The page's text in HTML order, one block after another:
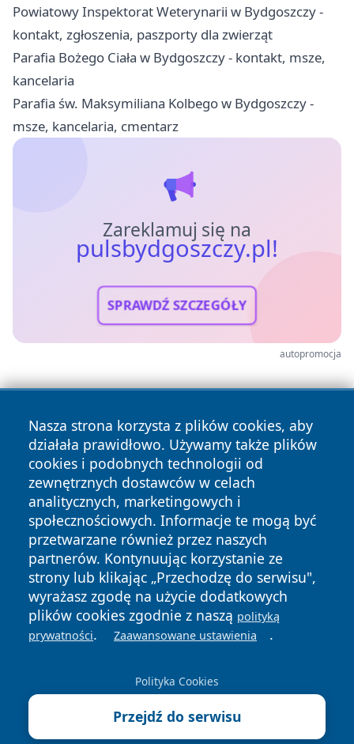
Powiatowy Inspektorat Weterynarii w Bydgoszczy -
kontakt, zgłoszenia, paszporty dla zwierząt
Parafia Bożego Ciała w Bydgoszczy - kontakt, msze,
kancelaria
Parafia św. Maksymiliana Kolbego w Bydgoszczy -
msze, kancelaria, cmentarz
Zareklamuj się na
pulsbydgoszczy.pl!
SPRAWDŹ SZCZEGÓŁY
autopromocja
Nasza strona korzysta z plików cookies, aby
działała prawidłowo. Używamy także plików
cookies i podobnych technologii od
zewnętrznych dostawców w celach
analitycznych, marketingowych i
społecznościowych. Informacje te mogą być
przetwarzane również przez naszych
partnerów. Kontynuując korzystanie ze
strony lub klikając „Przechodzę do serwisu",
wyrażasz zgodę na użycie dodatkowych
plików cookies zgodnie z naszą polityką
prywatności. Zaawansowane ustawienia .
Polityka Cookies
Przejdź do serwisu
Copyright © 2026 pulsbydgoszczy.pl Wszystkie prawa
zastrzeżone.
News Autorzy
Polityka
Prywatności
Polityka
Cookies